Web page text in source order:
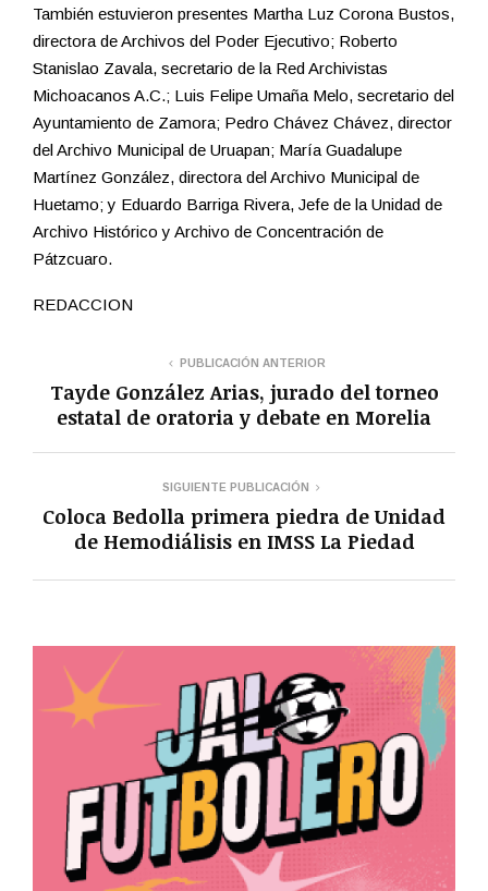
También estuvieron presentes Martha Luz Corona Bustos,
directora de Archivos del Poder Ejecutivo; Roberto
Stanislao Zavala, secretario de la Red Archivistas
Michoacanos A.C.; Luis Felipe Umaña Melo, secretario del
Ayuntamiento de Zamora; Pedro Chávez Chávez, director
del Archivo Municipal de Uruapan; María Guadalupe
Martínez González, directora del Archivo Municipal de
Huetamo; y Eduardo Barriga Rivera, Jefe de la Unidad de
Archivo Histórico y Archivo de Concentración de
Pátzcuaro.
REDACCION
PUBLICACIÓN ANTERIOR
Tayde González Arias, jurado del torneo
estatal de oratoria y debate en Morelia
SIGUIENTE PUBLICACIÓN
Coloca Bedolla primera piedra de Unidad
de Hemodiálisis en IMSS La Piedad